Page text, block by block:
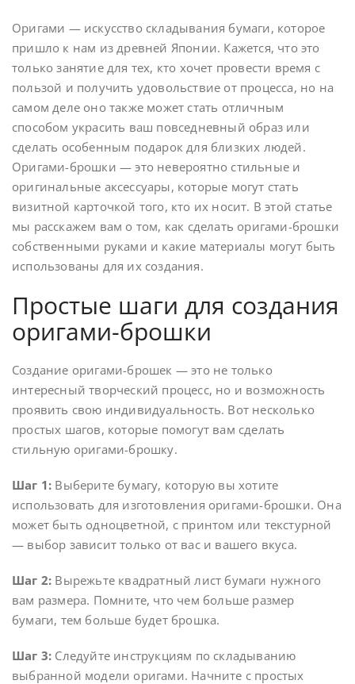
Оригами — искусство складывания бумаги, которое
пришло к нам из древней Японии. Кажется, что это
только занятие для тех, кто хочет провести время с
пользой и получить удовольствие от процесса, но на
самом деле оно также может стать отличным
способом украсить ваш повседневный образ или
сделать особенным подарок для близких людей.
Оригами-брошки — это невероятно стильные и
оригинальные аксессуары, которые могут стать
визитной карточкой того, кто их носит. В этой статье
мы расскажем вам о том, как сделать оригами-брошки
собственными руками и какие материалы могут быть
использованы для их создания.
Простые шаги для создания
оригами-брошки
Создание оригами-брошек — это не только
интересный творческий процесс, но и возможность
проявить свою индивидуальность. Вот несколько
простых шагов, которые помогут вам сделать
стильную оригами-брошку.
Шаг 1: Выберите бумагу, которую вы хотите
использовать для изготовления оригами-брошки. Она
может быть одноцветной, с принтом или текстурной
— выбор зависит только от вас и вашего вкуса.
Шаг 2: Вырежьте квадратный лист бумаги нужного
вам размера. Помните, что чем больше размер
бумаги, тем больше будет брошка.
Шаг 3: Следуйте инструкциям по складыванию
выбранной модели оригами. Начните с простых